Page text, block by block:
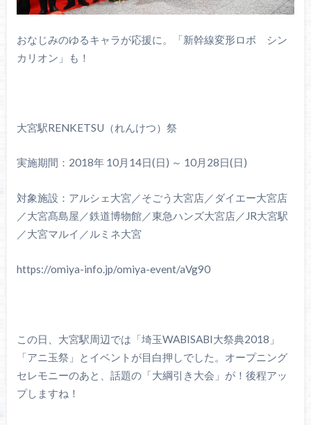
おなじみのゆるキャラが応援に。「新幹線変形ロボ シン
カリオン」も！
大宮駅RENKETSU（れんけつ）祭
実施期間：2018年 10月14日(日) ～ 10月28日(日)
対象施設：アルシェ大宮／そごう大宮店／ダイエー大宮店
／大宮髙島屋／鉄道博物館／東急ハンズ大宮店／JR大宮駅
／大宮マルイ／ルミネ大宮
https://omiya-info.jp/omiya-event/aVg90
この日、大宮駅周辺では「埼玉WABISABI大祭典2018」
「アニ玉祭」とイベントが目白押しでした。オープニング
セレモニーのあと、話題の「大綱引き大会」が！後程アッ
プしますね！